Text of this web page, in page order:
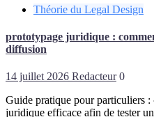
Théorie du Legal Design
prototypage juridique :
diffusion
14 juillet 2026 Redacteur 0
Guide pratique pour particuliers
juridique efficace afin de tester